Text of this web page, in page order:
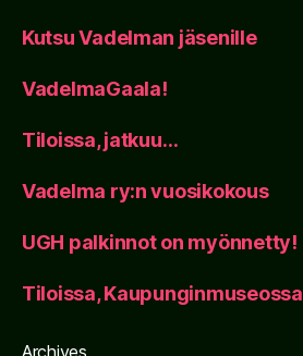
Kutsu Vadelman jäsenille
VadelmaGaala!
Tiloissa, jatkuu…
Vadelma ry:n vuosikokous
UGH palkinnot on myönnetty!
Tiloissa, Kaupunginmuseossa